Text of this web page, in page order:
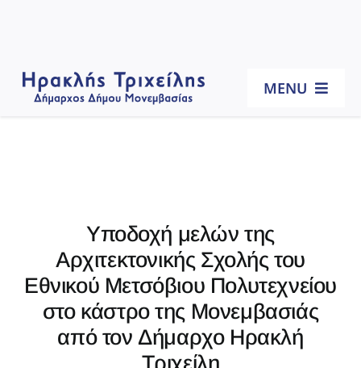
MENU
Έργα
Δράσεις
Αντισταθμιστικά
Υποδοχή μελών της
Αρχιτεκτονικής Σχολής του
Εθνικού Μετσόβιου Πολυτεχνείου
στο κάστρο της Μονεμβασιάς
από τον Δήμαρχο Ηρακλή
Τριχείλη